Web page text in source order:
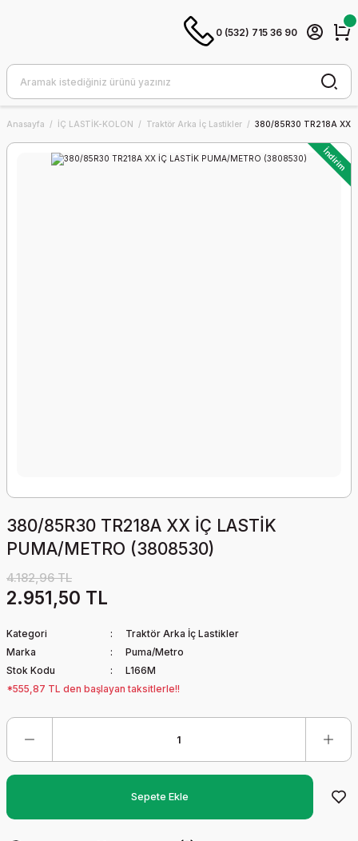
0 (532) 715 36 90
Anasayfa İÇ LASTİK-KOLON Traktör Arka İç Lastikler 380/85R30 TR218A XX
İndirim
380/85R30 TR218A XX İÇ LASTİK
PUMA/METRO (3808530)
4.182,96 TL
2.951,50 TL
Kategori
Traktör Arka İç Lastikler
Marka
Puma/Metro
Stok Kodu
L166M
*555,87 TL den başlayan taksitlerle!!
Sepete Ekle